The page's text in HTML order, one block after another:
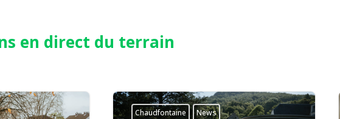
en direct du terrain
Chaudfontaine News